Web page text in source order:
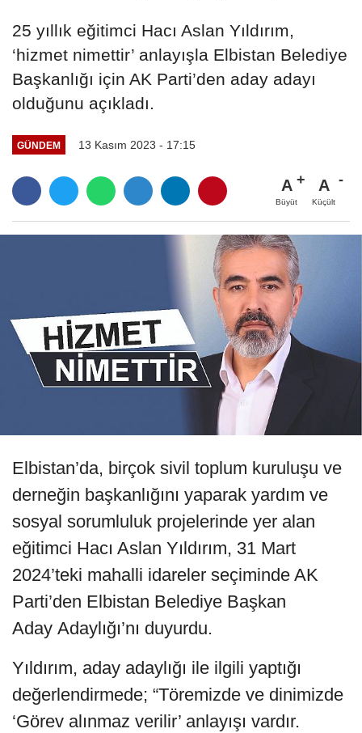
25 yıllık eğitimci Hacı Aslan Yıldırım,
‘hizmet nimettir’ anlayışla Elbistan Belediye
Başkanlığı için AK Parti’den aday adayı
olduğunu açıkladı.
GÜNDEM 13 Kasım 2023 - 17:15
A
Büyüt
A
Küçült
Elbistan’da, birçok sivil toplum kuruluşu ve
derneğin başkanlığını yaparak yardım ve
sosyal sorumluluk projelerinde yer alan
eğitimci Hacı Aslan Yıldırım, 31 Mart
2024’teki mahalli idareler seçiminde AK
Parti’den Elbistan Belediye Başkan
Aday Adaylığı’nı duyurdu.
Yıldırım, aday adaylığı ile ilgili yaptığı
değerlendirmede; “Töremizde ve dinimizde
‘Görev alınmaz verilir’ anlayışı vardır.